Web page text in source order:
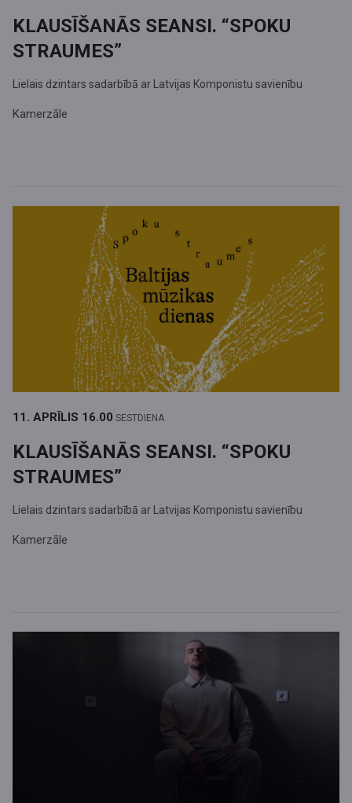
KLAUSĪŠANĀS SEANSI. “SPOKU
STRAUMES”
Lielais dzintars sadarbībā ar Latvijas Komponistu savienību
Kamerzāle
11. APRĪLIS 16.00 SESTDIENA
KLAUSĪŠANĀS SEANSI. “SPOKU
STRAUMES”
Lielais dzintars sadarbībā ar Latvijas Komponistu savienību
Kamerzāle